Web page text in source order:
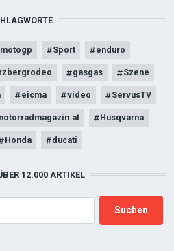
motogp Sport enduro
gasgas Szene
eicma video ServusTV
Husqvarna
Honda ducati
12.000 ARTIKEL